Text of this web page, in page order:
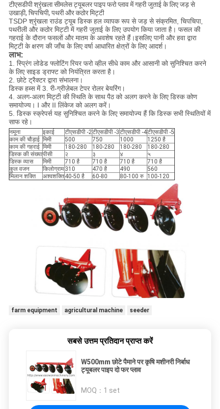
टीएसडीपी श्रृंखला सीमलेस ट्यूबलर पाइप फरो प्लाव में गहरी जुताई के लिए जड़ से
उखाड़ी, चिपचिपी, पथरी और कठोर मिट्टी
TSDP श्रृंखला राउंड ट्यूब डिस्क हल व्यापक रूप से जड़ से संक्रमित, चिपचिपा,
पथरीली और कठोर मिट्टी में गहरी जुताई के लिए उपयोग किया जाता है। फसल की
गहराई के दौरान फसलों और मातम के अवशेष रहते हैं।इसलिए पानी और हवा द्वारा
मिट्टी के क्षरण की जाँच के लिए वर्षा आधारित क्षेत्रों के लिए आदर्श।
लाभ:
1. स्प्रिंग लोडेड फ्लोटिंग रियर फरो व्हील सीधे काम और आसानी को सुनिश्चित करने
के लिए साइड ड्राफ्ट को नियंत्रित करता है।
2. छोटे ट्रैक्टर द्वारा संभालना।
डिस्क हब्स में 3. री-ग्रीज़ेबल टेपर रोलर बेयरिंग।
4. अलग-अलग मिट्टी की स्थिति के साथ पैठ को अलग करने के लिए डिस्क कोण
समायोज्य। I और II लिंकेज को अलग करें।
5. डिस्क स्क्रेपर्स यह सुनिश्चित करने के लिए समायोज्य हैं कि डिस्क सभी स्थितियों में
साफ रहे।
नमूना इकाई टीएसडीपी -2टीएसडीपी -3टीएसडीपी -4टीएसडीपी -5
काम की चौड़ाई मिमी 500 750 1000
1250 है
काम की गहराई मिमी 180-280 180-280 180-280
180-280
डिस्क की संख्यापीसी २ ३ ४
५
डिस्क व्यास
मिमी 710 है 710 है 710 है
710 है
कुल वजन
किलोग्राम 310 470 है 490
560
मिलान शक्ति
अश्वशक्ति40-50 है 60-80 80-100 रु 100-120
farm equipment agricultural machine seeder
सबसे उत्तम प्रतिदान प्राप्त करें
W500mm छोटे पैमाने पर कृषि मशीनरी निर्बाध
ट्यूबलर पाइप दो फर प्लाव
MOQ： 1 set